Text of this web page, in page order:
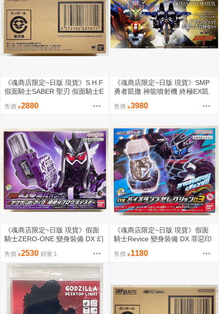
《魂商店限定~日版 現貨》S.H.F
假面騎士SABER 聖刃 假面騎士E
阿拉比亞納之夜 SHF（全新未拆
售價 2880
《魂商店限定~日版 現貨》SMP
勇者凱撒 神龍噴射機 終極EX凱
未拆封）
售價 3980
《魂商店限定~日版 現貨》假面
騎士ZERO-ONE 變身裝備 DX 幻
黎斗進化鑰匙 套裝組（全新未拆
封）
售價 2530 銷量:1
《魂商店限定~日版 現貨》假面
騎士Revice 變身裝備 DX 罪惡印
（全新未拆封）
售價 1180